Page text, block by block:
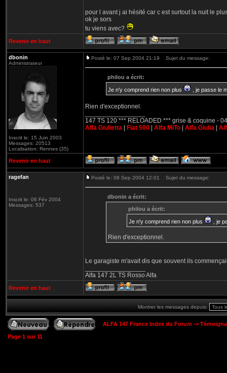
pour l avant j ai hésité car c est surtout la nuit le
ok je sors
tu viens avec?
Revenir en haut
dbonin
Administrateur
Inscrit le: 15 Juin 2003
Messages: 20513
Localisation: Rennes (35)
Posté le: 07 Sep 2004 21:19 Sujet du message:
philou a écrit:
Je n'y comprend rien non plus , je passe le
Rien d'exceptionnel.
147 TS 120 *** RELOADED *** grise & coquine -
Alfa Giulietta
Fiat 500 Alfa MiTo Alfa Giulia
Revenir en haut
ragefan
Inscrit le: 06 Fév 2004
Messages: 537
Posté le: 08 Sep 2004 12:01 Sujet du message:
dbonin a écrit:
philou a écrit:
Je n'y comprend rien non plus , je
Rien d'exceptionnel.
Le garagiste m'avait dis que souvent ils
Alfa 147 2L TS Rosso Alfa
Revenir en haut
Montrer les messages depuis:
ALFA 147 France Index du Forum ->
Page 1 sur11